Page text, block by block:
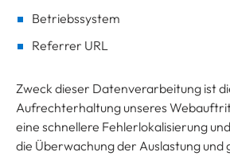
Betriebssystem
Referrer URL
Zweck dieser Datenverarbeitung ist
Aufrechterhaltung unseres
eine schnellere Fehlerlokalisierung
die Überwachung der Auslastung und